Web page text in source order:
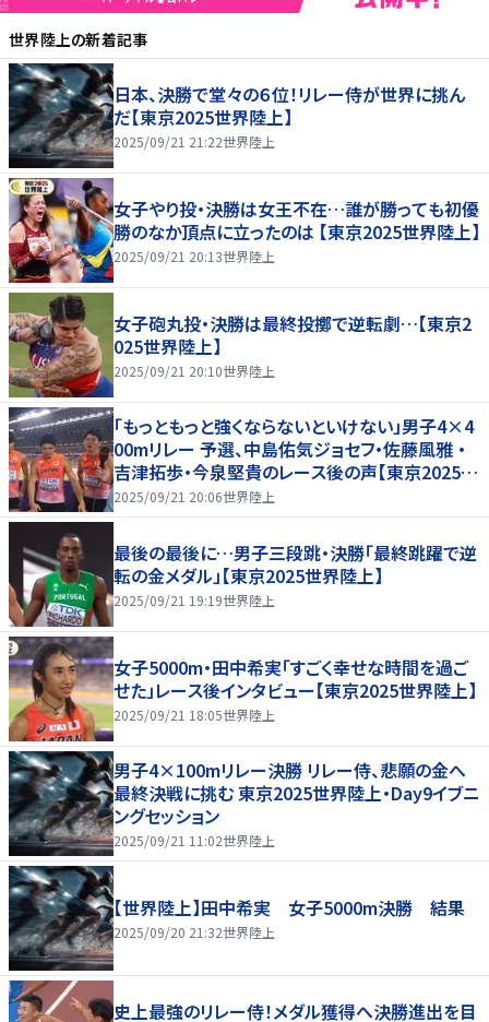
世界陸上の新着記事
日本、決勝で堂々の６位！リレー侍が世界に挑ん
だ【東京2025世界陸上】
2025/09/21 21:22世界陸上
女子やり投・決勝は女王不在…誰が勝っても初優
勝のなか頂点に立ったのは 【東京2025世界陸上】
2025/09/21 20:13世界陸上
女子砲丸投・決勝は最終投擲で逆転劇…【東京2
025世界陸上】
2025/09/21 20:10世界陸上
「もっともっと強くならないといけない」男子4×4
00mリレー 予選、中島佑気ジョセフ・佐藤風雅 ・
吉津拓歩・今泉堅貴のレース後の声【東京2025世
界陸上】
2025/09/21 20:06世界陸上
最後の最後に…男子三段跳・決勝「最終跳躍で逆
転の金メダル」【東京2025世界陸上】
2025/09/21 19:19世界陸上
女子5000m・田中希実「すごく幸せな時間を過ご
せた」レース後インタビュー【東京2025世界陸上】
2025/09/21 18:05世界陸上
男子4×100mリレー決勝 リレー侍、悲願の金へ
最終決戦に挑む 東京2025世界陸上・Day9イブニ
ングセッション
2025/09/21 11:02世界陸上
【世界陸上】田中希実 女子5000m決勝 結果
2025/09/20 21:32世界陸上
史上最強のリレー侍！メダル獲得へ決勝進出を目